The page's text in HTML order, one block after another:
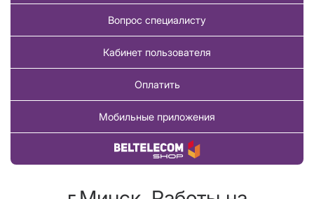
Вопрос специалисту
Кабинет пользователя
Оплатить
Мобильные приложения
Купить товар